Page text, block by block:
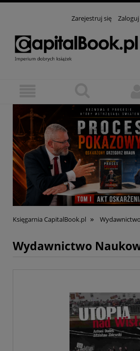
Zarejestruj się Zaloguj
Księgarnia CapitalBook.pl »
Wydawnictwo